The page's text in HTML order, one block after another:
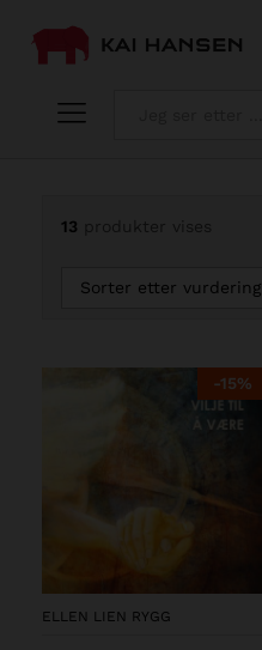
13
Sorter etter vurdering
-15%
ELLEN LIEN RYGG